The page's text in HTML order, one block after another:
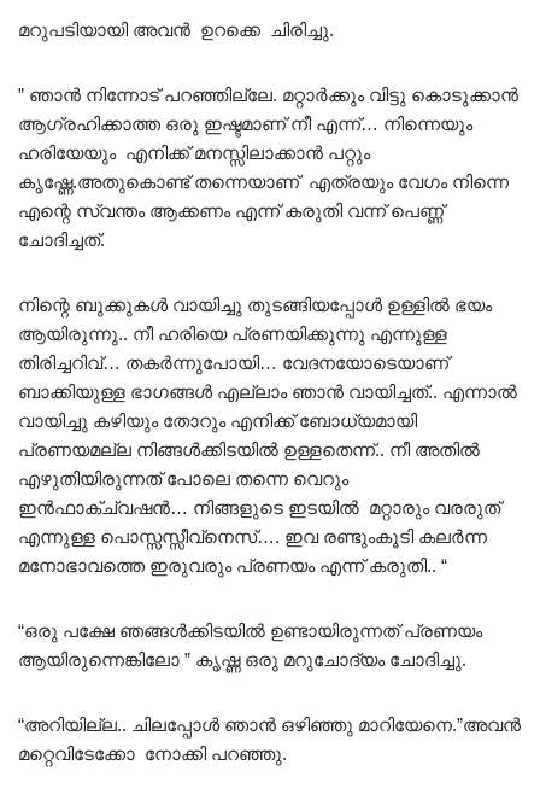
മറുപടിയായി അവൻ ഉറക്കെ ചിരിച്ചു.
” ഞാൻ നിന്നോട് പറഞ്ഞില്ലേ. മറ്റാർക്കും വിട്ടു കൊടുക്കാൻ
ആഗ്രഹിക്കാത്ത ഒരു ഇഷ്ടമാണ് നീ എന്ന്… നിന്നെയും
ഹരിയേയും എനിക്ക് മനസ്സിലാക്കാൻ പറ്റും
കൃഷ്ണേ.അതുകൊണ്ട് തന്നെയാണ് എത്രയും വേഗം നിന്നെ
എന്റെ സ്വന്തം ആക്കണം എന്ന് കരുതി വന്ന് പെണ്ണ്
ചോദിച്ചത്.
നിന്റെ ബുക്കുകൾ വായിച്ചു തുടങ്ങിയപ്പോൾ ഉള്ളിൽ ഭയം
ആയിരുന്നു.. നീ ഹരിയെ പ്രണയിക്കുന്നു എന്നുള്ള
തിരിച്ചറിവ്… തകർന്നുപോയി… വേദനയോടെയാണ്
ബാക്കിയുള്ള ഭാഗങ്ങൾ എല്ലാം ഞാൻ വായിച്ചത്.. എന്നാൽ
വായിച്ചു കഴിയും തോറും എനിക്ക് ബോധ്യമായി
പ്രണയമല്ല നിങ്ങൾക്കിടയിൽ ഉള്ളതെന്ന്.. നീ അതിൽ
എഴുതിയിരുന്നത് പോലെ തന്നെ വെറും
ഇൻഫാക്ച്വഷൻ… നിങ്ങളുടെ ഇടയിൽ മറ്റാരും വരരുത്
എന്നുള്ള പൊസ്സസ്സീവ്നെസ്…. ഇവ രണ്ടുംകൂടി കലർന്ന
മനോഭാവത്തെ ഇരുവരും പ്രണയം എന്ന് കരുതി.. “
“ഒരു പക്ഷേ ഞങ്ങൾക്കിടയിൽ ഉണ്ടായിരുന്നത് പ്രണയം
ആയിരുന്നെങ്കിലോ ” കൃഷ്ണ ഒരു മറുചോദ്യം ചോദിച്ചു.
“അറിയില്ല.. ചിലപ്പോൾ ഞാൻ ഒഴിഞ്ഞു മാറിയേനെ.”അവൻ
മറ്റെവിടേക്കോ നോക്കി പറഞ്ഞു.